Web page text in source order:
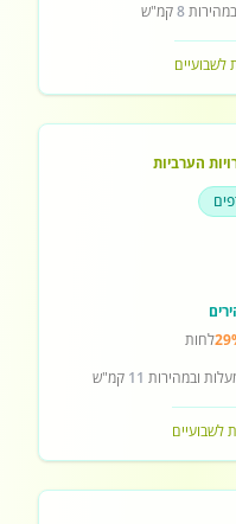
8קמ"ש
לשבועיים
הערביות
לחות
ובמהירות 11 קמ"ש
לשבועיים